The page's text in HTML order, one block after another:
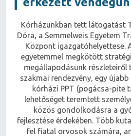
Kórházunkban tett látogatást
Dóra, a Semmelweis Egyetem
Központ igazgatóhelyettese.
egyetemmel megkötött
megállapodásunk
szakmai rendezvény, egy
kórházi PPT (pogácsa-pite
lehetőséget teremtett
közös gondolkodásra a
fejlesztése érdekében. Több
fel fiatal orvosok számára,